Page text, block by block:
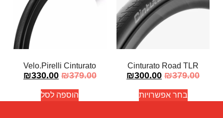
Cinturato Road TLR
₪379.00
₪300.00
בחר אפשרויות
Velo.Pirelli Cinturato
₪379.00
₪330.00
הוספה לסל